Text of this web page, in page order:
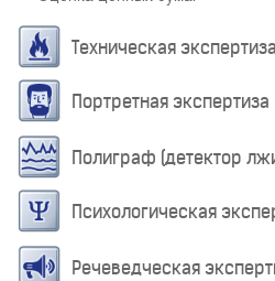
Техническая
Портретная экспертиза
Полиграф (детектор
Психологическая
Речеведческая